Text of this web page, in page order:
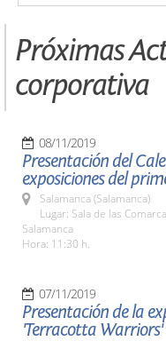
Próximas
corporativa
08/11/2019
Presentación del
exposiciones del
Salamanca (Salamanca)
Lugar: Sala de las
Salamanca
Hora: 11:30 h.
07/11/2019
Presentación de la
'Terracotta Warriors'